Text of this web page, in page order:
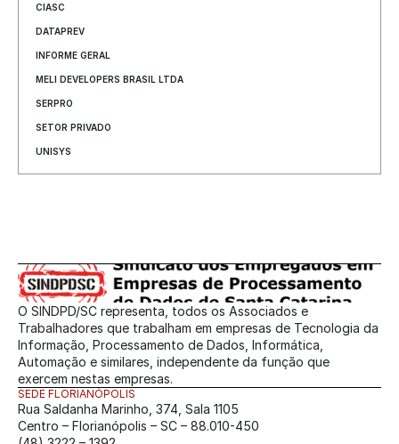
CIASC
DATAPREV
INFORME GERAL
MELI DEVELOPERS BRASIL LTDA
SERPRO
SETOR PRIVADO
UNISYS
O SINDPD/SC representa, todos os Associados e
Trabalhadores que trabalham em empresas de Tecnologia da
Informação, Processamento de Dados, Informática,
Automação e similares, independente da função que
exercem nestas empresas.
SEDE FLORIANÓPOLIS
Rua Saldanha Marinho, 374, Sala 1105
Centro – Florianópolis – SC – 88.010-450